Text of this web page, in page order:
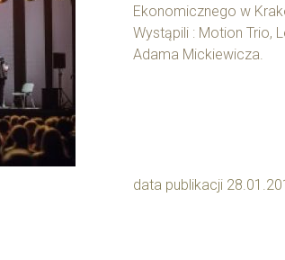
Ekonomicznego w
Wystąpili : Motion Trio,
Adama Mickiewicza.
data publikacji